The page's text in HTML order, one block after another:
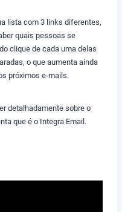
lista com 3 links diferentes,
quais pessoas se
clique de cada uma delas
o que aumenta ainda
próximos e-mails.
detalhadamente sobre o
que é o Integra Email.